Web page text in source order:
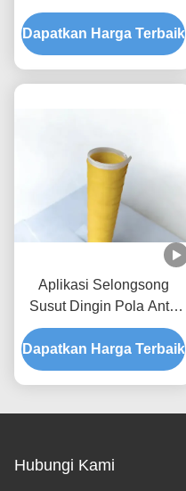
dengan Permukaan
Bertekstur Tahan Anti-
selip Beragam dalam
Dapatkan Harga Terbaik
Aplikasi Selongsong
Susut Dingin Pola Anti-
Selip 40mm*280mm pada
Perlengkapan Olahraga
Dapatkan Harga Terbaik
Hubungi Kami